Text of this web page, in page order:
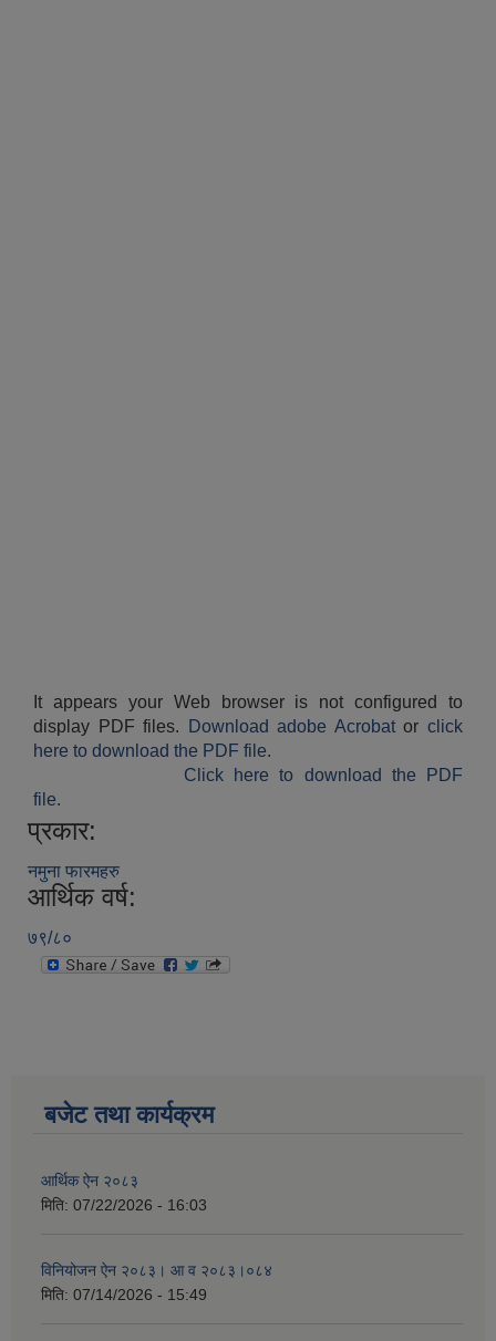
It appears your Web browser is not configured to
display PDF files.
Download adobe Acrobatorclick
here to download the PDF file.
Click here to download the PDF
file.
प्रकार:
नमुना फारमहरु
आर्थिक वर्ष:
७९/८०
बजेट तथा कार्यक्रम
आर्थिक ऐन २०८३
मिति: 07/22/2026 - 16:03
विनियोजन ऐन २०८३। आ व २०८३।०८४
मिति: 07/14/2026 - 15:49